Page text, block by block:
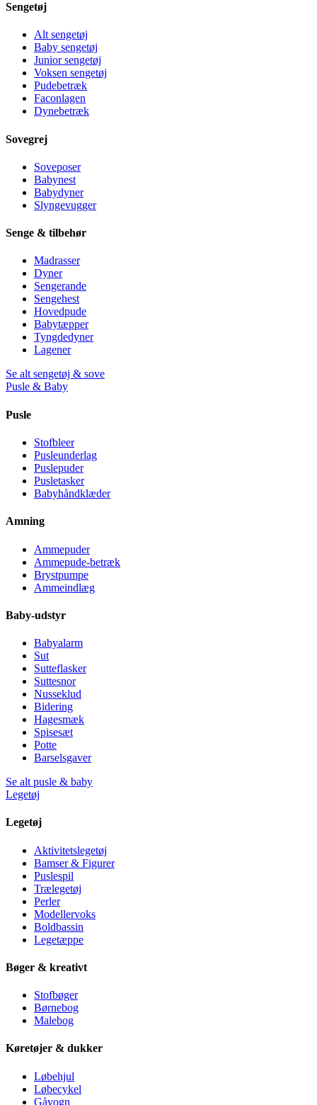
Sengetøj
Alt sengetøj
Baby sengetøj
Junior sengetøj
Voksen sengetøj
Pudebetræk
Faconlagen
Dynebetræk
Sovegrej
Soveposer
Babynest
Babydyner
Slyngevugger
Senge & tilbehør
Madrasser
Dyner
Sengerande
Sengehest
Hovedpude
Babytæpper
Tyngdedyner
Lagener
Se alt sengetøj & sove
Pusle & Baby
Pusle
Stofbleer
Pusleunderlag
Puslepuder
Pusletasker
Babyhåndklæder
Amning
Ammepuder
Ammepude-betræk
Brystpumpe
Ammeindlæg
Baby-udstyr
Babyalarm
Sut
Sutteflasker
Suttesnor
Nusseklud
Bidering
Hagesmæk
Spisesæt
Potte
Barselsgaver
Se alt pusle & baby
Legetøj
Legetøj
Aktivitetslegetøj
Bamser & Figurer
Puslespil
Trælegetøj
Perler
Modellervoks
Boldbassin
Legetæppe
Bøger & kreativt
Stofbøger
Børnebog
Malebog
Køretøjer & dukker
Løbehjul
Løbecykel
Gåvogn